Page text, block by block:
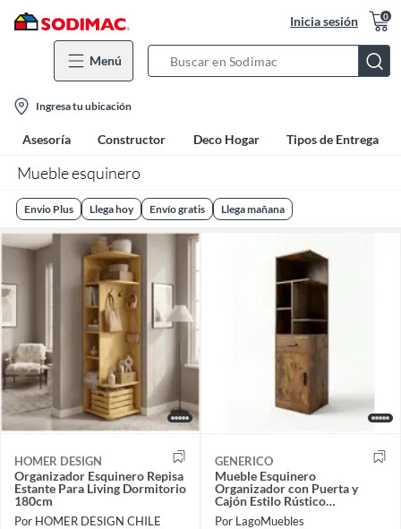
Inicia sesión 0
Menú
Bar
location-
icon
Ingresa tu ubicación
Asesoría Constructor Deco Hogar Tipos de Entrega
Mueble esquinero
Envio Plus Llega hoy Envío gratis Llega mañana
HOMER DESIGN
Organizador Esquinero Repisa
Estante Para Living Dormitorio
180cm
Por HOMER DESIGN CHILE
GENERICO
Mueble Esquinero
Organizador con Puerta y
Cajón Estilo Rústico
39.8x39.8x152cm MDP
Por LagoMuebles